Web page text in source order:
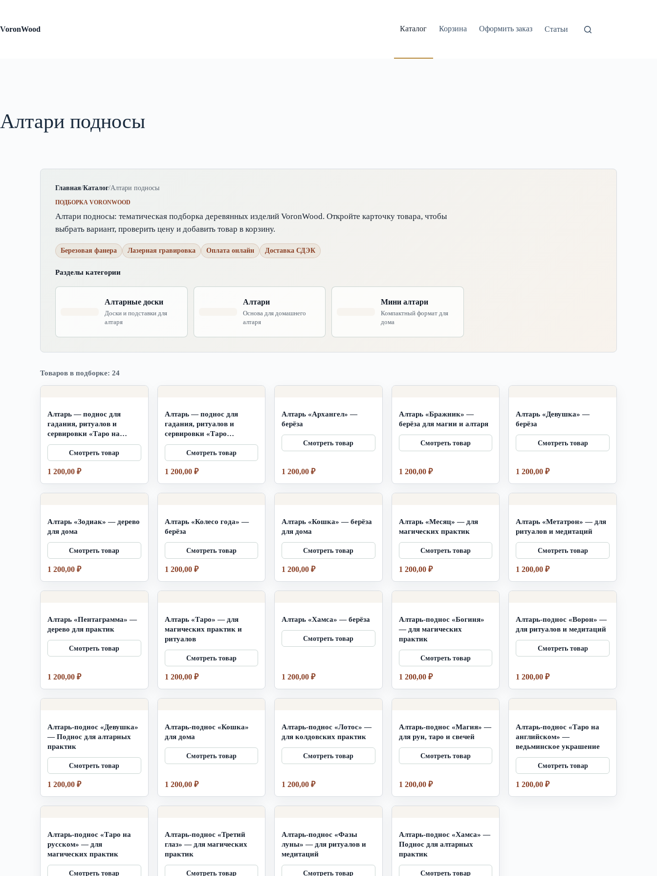
VoronWood
Каталог Корзина Оформить заказ Статьи
Алтари подносы
Главная/Каталог/Алтари подносы
ПОДБОРКА VORONWOOD
Алтари подносы: тематическая подборка деревянных изделий VoronWood. Откройте карточку товара, чтобы
выбрать вариант, проверить цену и добавить товар в корзину.
Березовая фанера Лазерная гравировка Оплата онлайн Доставка СДЭК
Разделы категории
Алтарные доски
Доски и подставки для
алтаря
Алтари
Основа для домашнего
алтаря
Мини алтари
Компактный формат для
дома
Товаров в подборке: 24
Алтарь — поднос для
гадания, ритуалов и
сервировки «Таро на
английском», место силы
1 200,00 ₽
Алтарь — поднос для
гадания, ритуалов и
сервировки «Таро
пустые», место силы
1 200,00 ₽
Алтарь «Архангел» —
берёза
1 200,00₽
Алтарь «Бражник» —
берёза для магии и алтаря
1 200,00 ₽
Алтарь «Девушка» —
берёза
1 200,00₽
Алтарь «Зодиак» — дерево
для дома
1 200,00 ₽
Алтарь «Колесо года» —
берёза
1 200,00 ₽
Алтарь «Кошка» — берёза
для дома
1 200,00₽
Алтарь «Месяц» — для
магических практик
1 200,00 ₽
Алтарь «Метатрон» — для
ритуалов и медитаций
1 200,00₽
Алтарь «Пентаграмма» —
дерево для практик
1 200,00 ₽
Алтарь «Таро» — для
магических практик и
ритуалов
1 200,00 ₽
Алтарь «Хамса» — берёза
1 200,00₽
Алтарь-поднос «Богиня»
— для магических
практик
1 200,00 ₽
Алтарь-поднос «Ворон» —
для ритуалов и медитаций
1 200,00₽
Алтарь-поднос «Девушка»
— Поднос для алтарных
практик
1 200,00 ₽
Алтарь-поднос «Кошка»
для дома
1 200,00 ₽
Алтарь-поднос «Лотос» —
для колдовских практик
1 200,00₽
Алтарь-поднос «Магия» —
для рун, таро и свечей
1 200,00 ₽
Алтарь-поднос «Таро на
английском» —
ведьминское украшение
1 200,00₽
Алтарь-поднос «Таро на
русском» — для
магических практик
Алтарь-поднос «Третий
глаз» — для магических
практик
Алтарь-поднос «Фазы
луны» — для ритуалов и
медитаций
Алтарь-поднос «Хамса» —
Поднос для алтарных
практик